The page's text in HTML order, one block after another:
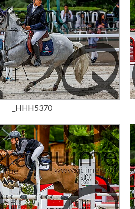
15,00 €
_HHH5370